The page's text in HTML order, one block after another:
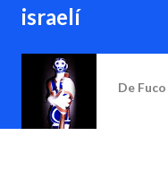
israelí
De